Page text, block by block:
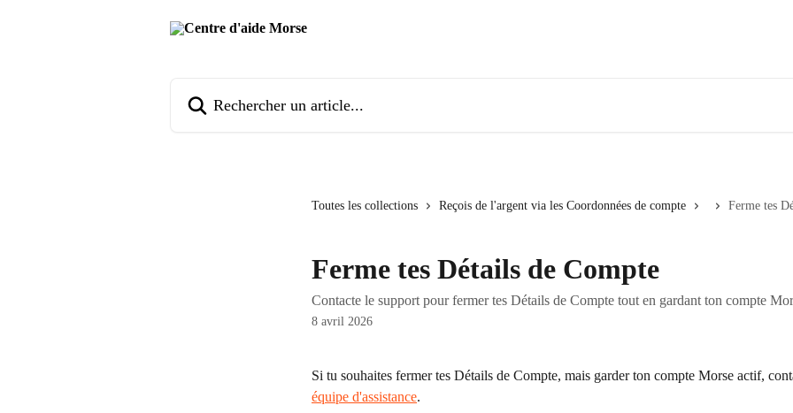
Toutes les collections Reçois de l'argent via les Coordonnées de compte Ferme tes
Ferme tes Détails de Compte
Contacte le support pour fermer tes Détails de Compte tout en gardant ton compte
8 avril 2026
Si tu souhaites fermer tes Détails de Compte, mais garder ton compte Morse actif,
équipe d'assistance.